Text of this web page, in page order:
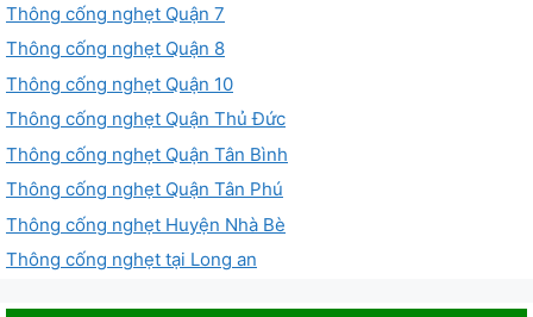
Thông cống nghẹt Quận 7
Thông cống nghẹt Quận 8
Thông cống nghẹt Quận 10
Thông cống nghẹt Quận Thủ Đức
Thông cống nghẹt Quận Tân Bình
Thông cống nghẹt Quận Tân Phú
Thông cống nghẹt Huyện Nhà Bè
Thông cống nghẹt tại Long an